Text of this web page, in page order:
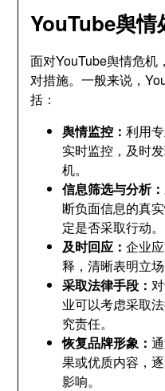
YouTube舆情
面对YouTube舆情危机
对措施。一般来说，
括：
舆情监控：利用
实时监控，及时
机。
信息筛选与分析：
断负面信息的真
定是否采取行动。
及时回应：企业
释，清晰表明立
采取法律手段：
业可以考虑采取
究责任。
恢复品牌形象：
果或优质内容，
影响。